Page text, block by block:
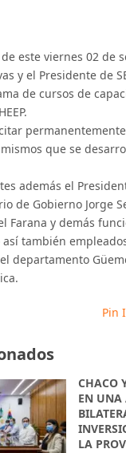
este viernes 02 de
y el Presidente de
de cursos de
que se
además el
de Gobierno Jorge
Farana y demás
también empleados
departamento
Pin
CHACO
EN UNA
LA